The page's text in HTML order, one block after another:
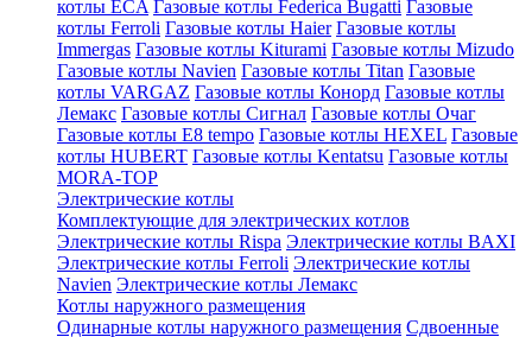
котлы ECA Газовые котлы Federica Bugatti Газовые
котлы Ferroli Газовые котлы Haier Газовые котлы
Immergas Газовые котлы Kiturami Газовые котлы Mizudo
Газовые котлы Navien Газовые котлы Titan Газовые
котлы VARGAZ Газовые котлы Конорд Газовые котлы
Лемакс Газовые котлы Сигнал Газовые котлы Очаг
Газовые котлы E8 tempo Газовые котлы HEXEL Газовые
котлы HUBERT Газовые котлы Kentatsu Газовые котлы
MORA-TOP
Электрические котлы
Комплектующие для электрических котлов
Электрические котлы Rispa Электрические котлы BAXI
Электрические котлы Ferroli Электрические котлы
Navien Электрические котлы Лемакс
Котлы наружного размещения
Одинарные котлы наружного размещения Сдвоенные